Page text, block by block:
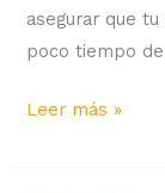
asegurar que
poco tiempo
Leer más »